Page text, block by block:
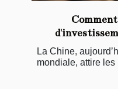
La Chine,
mondiale, attire les